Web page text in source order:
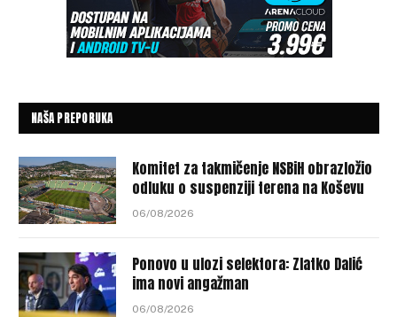
NAŠA PREPORUKA
Komitet za takmičenje NSBiH obrazložio
odluku o suspenziji terena na Koševu
06/08/2026
Ponovo u ulozi selektora: Zlatko Dalić
ima novi angažman
06/08/2026